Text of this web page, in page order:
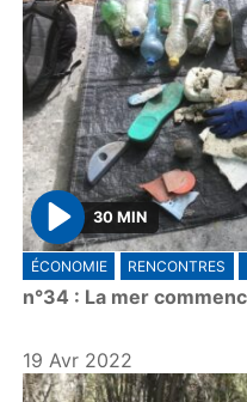
P
l
a
30 MIN
ÉCONOMIE RENCONTRES
n°34 : La mer
19 Avr 2022